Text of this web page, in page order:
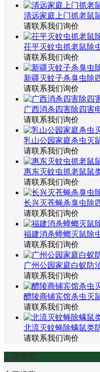
清远家庭上门抓老鼠
请联系我们询价
茌平灭蚊虫抓老鼠除
请联系我们询价
新疆灭蚊子杀臭虫除
请联系我们询价
广西消杀四害除四害
请联系我们询价
乳山公园家庭杀虫灭
请联系我们询价
惠东灭蚊虫抓老鼠鼠
请联系我们询价
长兴灭苍蝇杀臭虫除
请联系我们询价
福建消杀蟑螂灭鼠除
请联系我们询价
广州公园家庭白蚁防
请联系我们询价
醴陵商铺宾馆杀虫灭
请联系我们询价
北流灭蚊蝇除螨鼠类
请联系我们询价
工商信息